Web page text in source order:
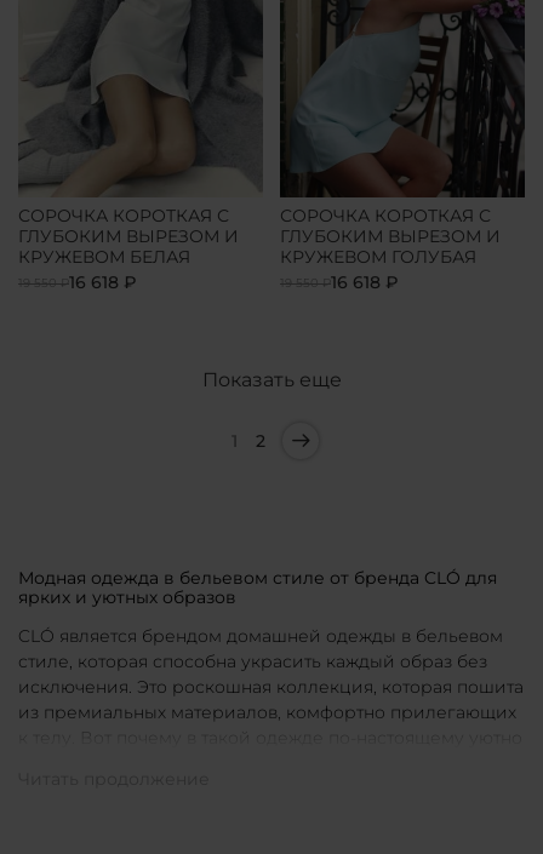
СОРОЧКА КОРОТКАЯ С
ГЛУБОКИМ ВЫРЕЗОМ И
КРУЖЕВОМ БЕЛАЯ
19 550 ₽16 618 ₽
СОРОЧКА КОРОТКАЯ С
ГЛУБОКИМ ВЫРЕЗОМ И
КРУЖЕВОМ ГОЛУБАЯ
19 550 ₽16 618 ₽
Показать еще
1 2
Модная одежда в бельевом стиле от бренда CLÓ для
ярких и уютных образов
CLÓ является брендом домашней одежды в бельевом
стиле, которая способна украсить каждый образ без
исключения. Это роскошная коллекция, которая пошита
из премиальных материалов, комфортно прилегающих
к телу. Вот почему в такой одежде по-настоящему уютно